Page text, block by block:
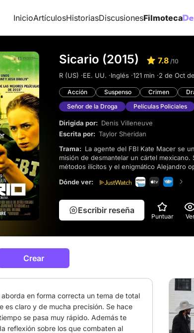
InicioArtículosHistoriasDiscusionesFilmoteca
Sicario (2015) 7.8 /10
R (US) ·EE. UU. ·Inglés ·121 min ·2 de Oct
Acción Suspenso Crimen
Señor de la Droga
Películas Policiales
Dirigida por: Denis Villeneuve
Escrita por: Taylor Sheridan
Trama:
misión de desmantelar un cártel
métodos ilícitos y el enigmático Alejandro
verdad que se esconde tras la operación
Dónde ver:
Escribir reseña
Puntuar
Crear
en forma correcta un tema de total
es claro y de mucha precisión. Se hace
se pasa muy rápido. Además te
reflexión sobre los que combaten al